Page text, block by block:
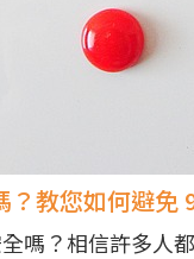
教您如何避免
嗎？相信許多人